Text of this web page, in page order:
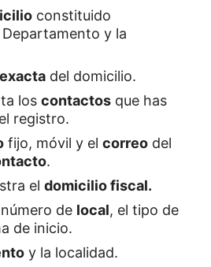
constituido
y la
exacta del domicilio.
los contactos que has
registro.
fijo, móvil y el correo del
.
el domicilio fiscal.
de local, el tipo de
de inicio.
y la localidad.